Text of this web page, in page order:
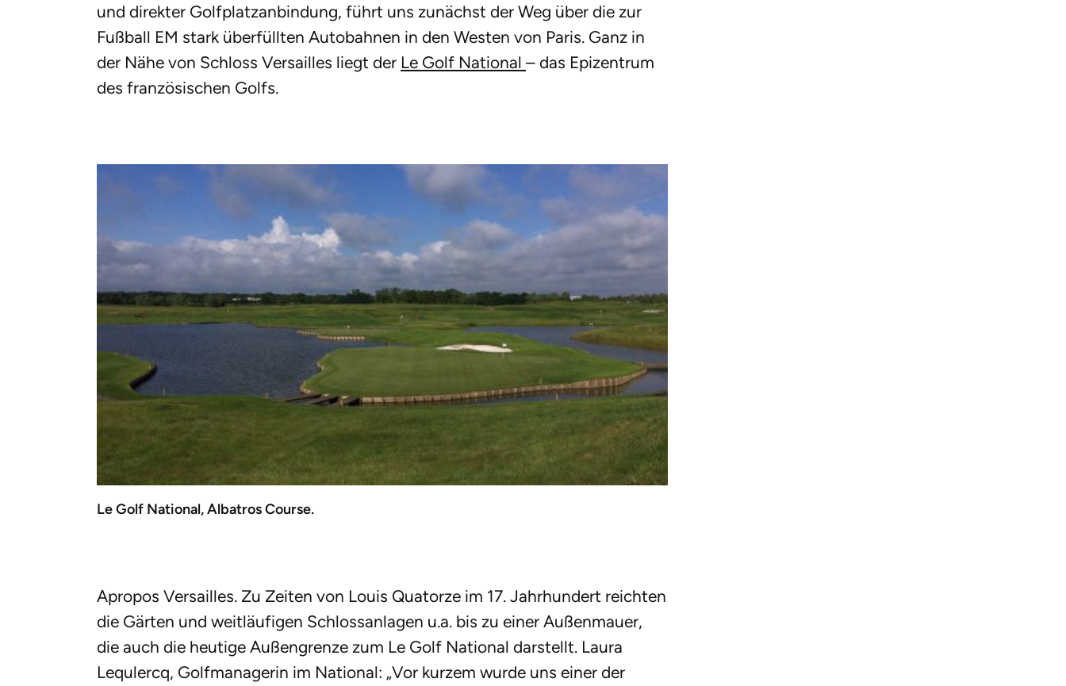
und direkter Golfplatzanbindung, führt uns zunächst der Weg über die zur
Fußball EM stark überfüllten Autobahnen in den Westen von Paris. Ganz in
der Nähe von Schloss Versailles liegt der Le Golf National – das Epizentrum
des französischen Golfs.
Le Golf National, Albatros Course.
Apropos Versailles. Zu Zeiten von Louis Quatorze im 17. Jahrhundert reichten
die Gärten und weitläufigen Schlossanlagen u.a. bis zu einer Außenmauer,
die auch die heutige Außengrenze zum Le Golf National darstellt. Laura
Lequlercq, Golfmanagerin im National: „Vor kurzem wurde uns einer der